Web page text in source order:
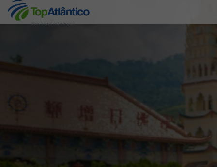
Voos Low Cost + Hotel
Destinos
Voos + Hotel
Pacotes de Férias